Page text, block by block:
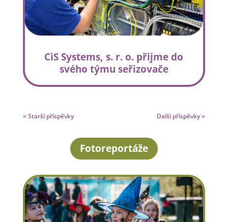
CiS Systems, s. r. o. přijme do
svého týmu seřizovače
« Starší příspěvky Další příspěvky »
Fotoreportáže